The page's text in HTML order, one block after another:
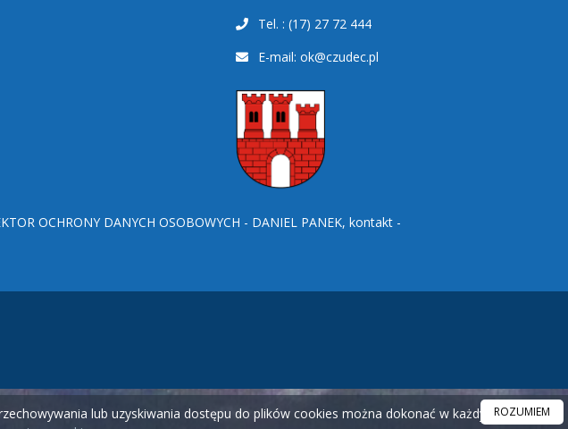
Tel. : (17) 27 72 444
E-mail: ok@czudec.pl
OCHRONY DANYCH OSOBOWYCH - DANIEL PANEK, kontakt -
lub uzyskiwania dostępu do plików cookies można dokonać w każdym czasie.
ROZUMIEM